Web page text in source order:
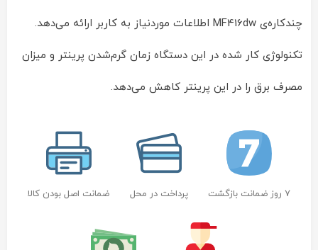
چندکاره‌ی MF416dw اطلاعات موردنیاز به کاربر ارائه می‌دهد.
تکنولوژی کار شده در این دستگاه زمان گرم‌شدن پرینتر و میزان
مصرف برق را در این پرینتر کاهش می‌دهد.
7 روز ضمانت بازگشت پرداخت در محل ضمانت اصل بودن کالا